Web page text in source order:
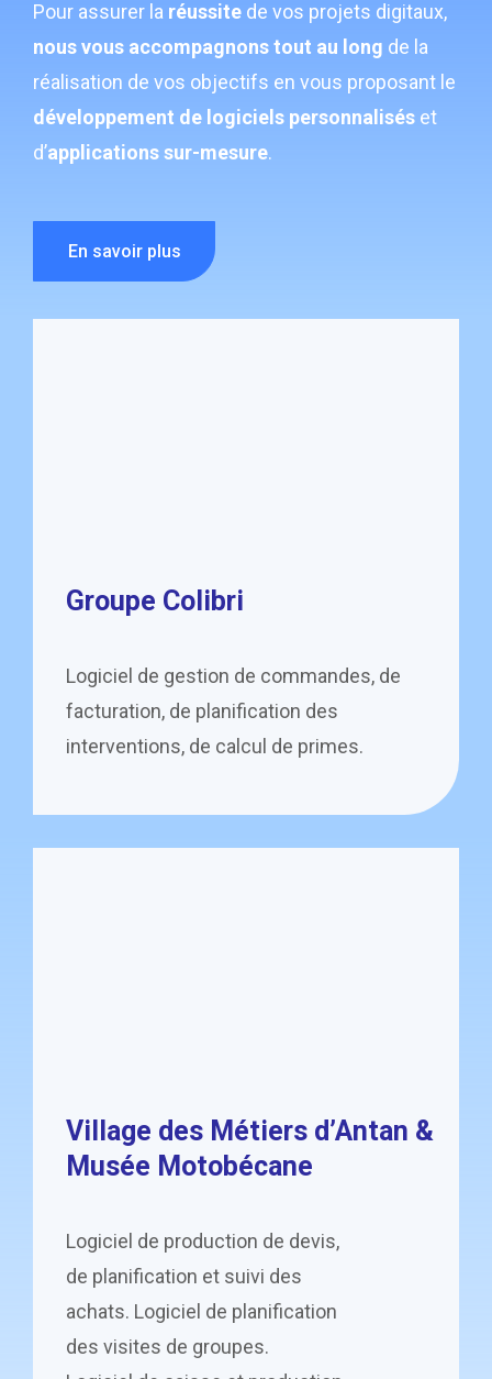
Pour assurer la réussite de vos projets digitaux,
nous vous accompagnons tout au long de la
réalisation de vos objectifs en vous proposant le
développement de logiciels personnalisés et
d’applications sur-mesure.
En savoir plus
Groupe Colibri
Logiciel de gestion de commandes, de
facturation, de planification des
interventions, de calcul de primes.
Village des Métiers d’Antan &
Musée Motobécane
Logiciel de production de devis,
de planification et suivi des
achats. Logiciel de planification
des visites de groupes.